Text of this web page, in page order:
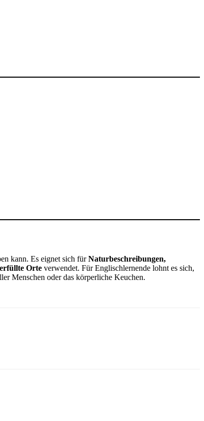
kann. Es eignet sich fürNaturbeschreibungen,
Orte verwendet. Für Englischlernende lohnt es sich,
Menschen oder das körperliche Keuchen.